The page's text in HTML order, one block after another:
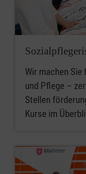
Wir machen
und Pflege –
Stellen
Kurse im